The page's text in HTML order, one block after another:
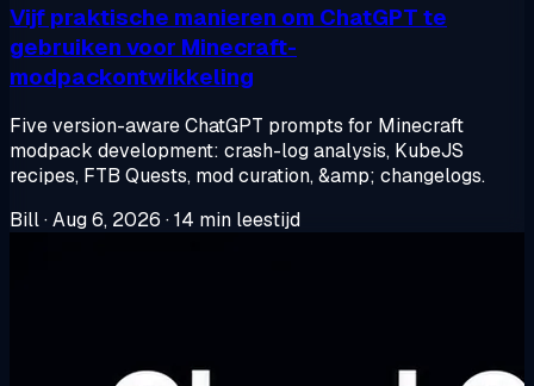
Vijf praktische manieren om ChatGPT te
gebruiken voor Minecraft-
modpackontwikkeling
Five version-aware ChatGPT prompts for Minecraft
modpack development: crash-log analysis, KubeJS
recipes, FTB Quests, mod curation, &amp; changelogs.
Bill·Aug 6, 2026 ·14 min leestijd